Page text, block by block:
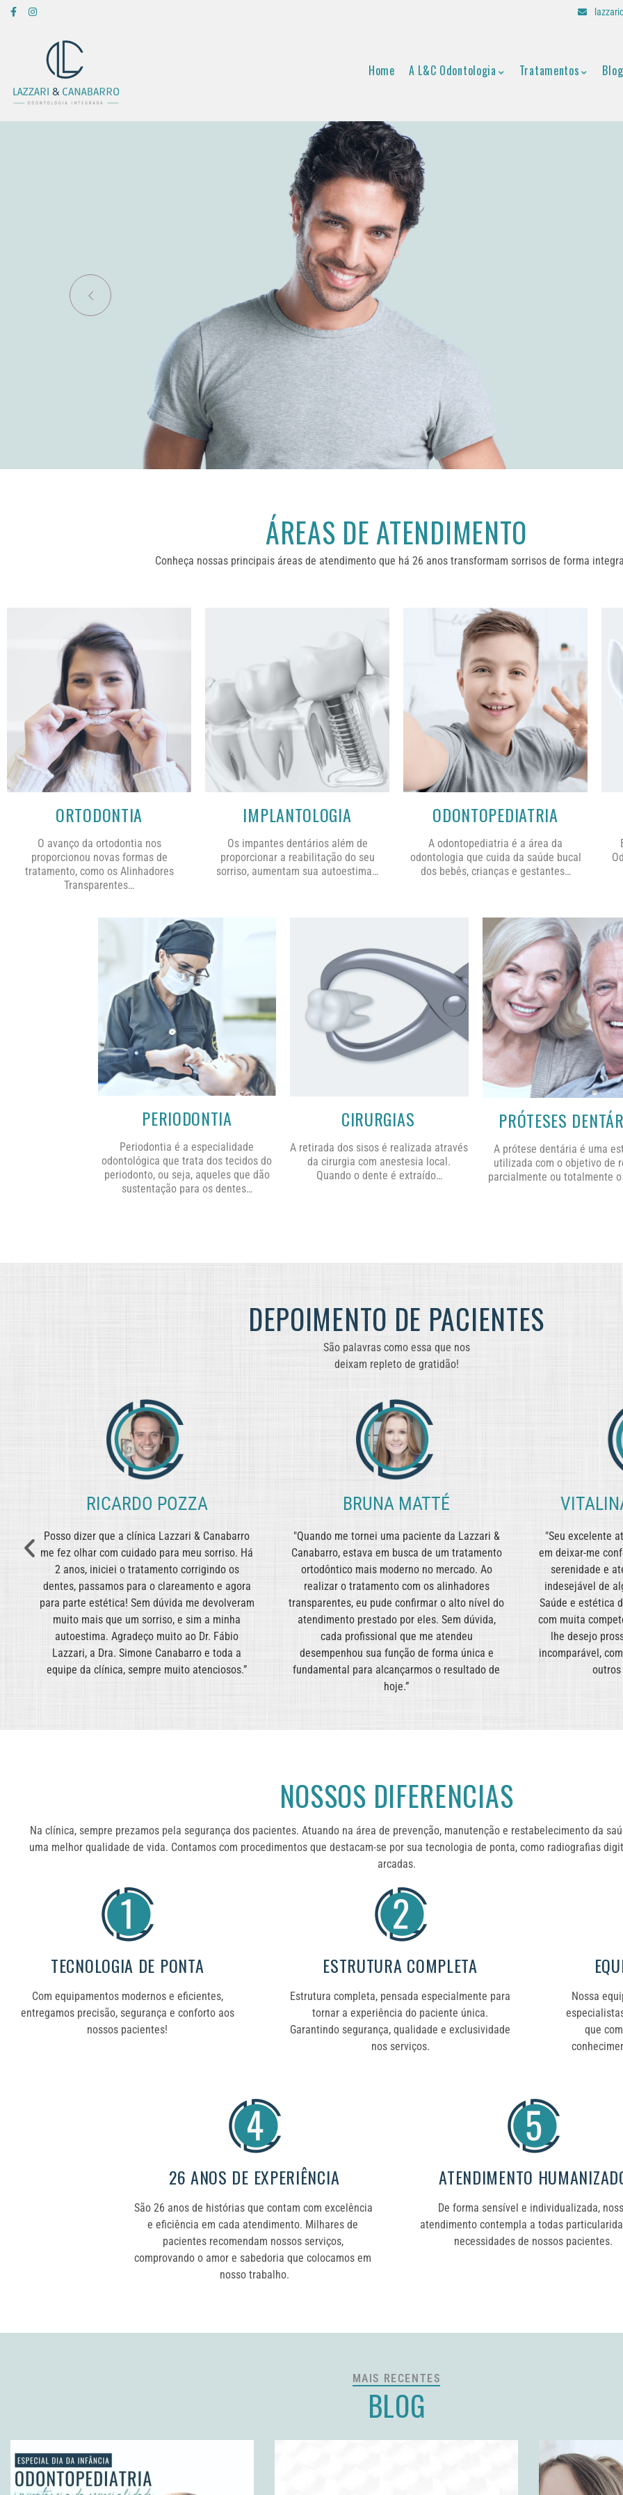
Home A L&C Odontologia Tratamentos Blog
ÁREAS DE ATENDIMENTO
Conheça nossas principais áreas de atendimento que há 26 anos transformam sorrisos de forma
ORTODONTIA
O avanço da ortodontia nos
proporcionou novas formas de
tratamento, como os Alinhadores
Transparentes…
IMPLANTOLOGIA
Os impantes dentários além de
proporcionar a reabilitação do seu
sorriso, aumentam sua autoestima…
ODONTOPEDIATRIA
A odontopediatria é a área da
odontologia que cuida da saúde bucal
dos bebês, crianças e gestantes…
PERIODONTIA
Periodontia é a especialidade
odontológica que trata dos tecidos do
periodonto, ou seja, aqueles que dão
sustentação para os dentes…
CIRURGIAS
A retirada dos sisos é realizada através
da cirurgia com anestesia local.
Quando o dente é extraído…
PRÓTESES
A prótese dentária é uma
utilizada com o objetivo de
parcialmente ou totalmente
DEPOIMENTO DE PACIENTES
São palavras como essa que nos
deixam repleto de gratidão!
Posso dizer que a clínica Lazzari & Canabarro
me fez olhar com cuidado para meu sorriso. Há
2 anos, iniciei o tratamento corrigindo os
dentes, passamos para o clareamento e agora
para parte estética! Sem dúvida me devolveram
muito mais que um sorriso, e sim a minha
autoestima. Agradeço muito ao Dr. Fábio
Lazzari, a Dra. Simone Canabarro e toda a
equipe da clínica, sempre muito atenciosos.”
RICARDO POZZA
"Quando me tornei uma paciente da Lazzari &
Canabarro, estava em busca de um tratamento
ortodôntico mais moderno no mercado. Ao
realizar o tratamento com os alinhadores
transparentes, eu pude confirmar o alto nível do
atendimento prestado por eles. Sem dúvida,
cada profissional que me atendeu
desempenhou sua função de forma única e
fundamental para alcançarmos o resultado de
hoje.”
BRUNA MATTÉ
"Seu excelente
em deixar-me
serenidade e
indesejável de
Saúde e estética
com muita
lhe desejo
incomparável,
outros
NOSSOS DIFERENCIAS
Na clínica, sempre prezamos pela segurança dos pacientes. Atuando na área de prevenção, manutenção e restabelecimento da
uma melhor qualidade de vida. Contamos com procedimentos que destacam-se por sua tecnologia de ponta, como radiografias
arcadas.
TECNOLOGIA DE PONTA
Com equipamentos modernos e eficientes,
entregamos precisão, segurança e conforto aos
nossos pacientes!
ESTRUTURA COMPLETA
Estrutura completa, pensada especialmente para
tornar a experiência do paciente única.
Garantindo segurança, qualidade e exclusividade
nos serviços.
Nossa
que
26 ANOS DE EXPERIÊNCIA
São 26 anos de histórias que contam com excelência
e eficiência em cada atendimento. Milhares de
pacientes recomendam nossos serviços,
comprovando o amor e sabedoria que colocamos em
nosso trabalho.
ATENDIMENTO
De forma sensível e individualizada,
atendimento contempla a todas
necessidades de nossos pacientes.
MAIS RECENTES
BLOG